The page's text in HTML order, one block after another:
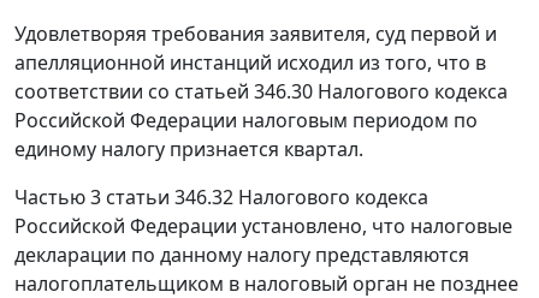
Удовлетворяя требования заявителя, суд первой и
апелляционной инстанций исходил из того, что в
соответствии со статьей 346.30 Налогового кодекса
Российской Федерации налоговым периодом по
единому налогу признается квартал.
Частью 3 статьи 346.32 Налогового кодекса
Российской Федерации установлено, что налоговые
декларации по данному налогу представляются
налогоплательщиком в налоговый орган не позднее